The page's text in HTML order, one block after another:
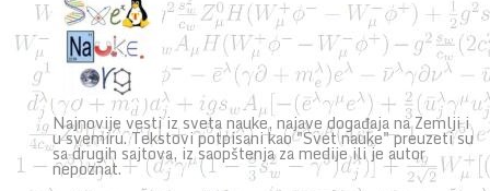
Najnovije vesti iz sveta nauke, najave događaja na Zemlji i
u svemiru. Tekstovi potpisani kao "Svet nauke" preuzeti su
sa drugih sajtova, iz saopštenja za medije ili je autor
nepoznat.